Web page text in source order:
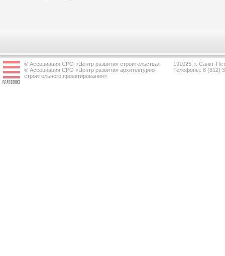
© Ассоциация СРО «Центр развития строительства»
© Ассоциация СРО «Центр развития архитектурно-
строительного проектирования»
191025, г. Санкт-
Телефоны: 8 (812)